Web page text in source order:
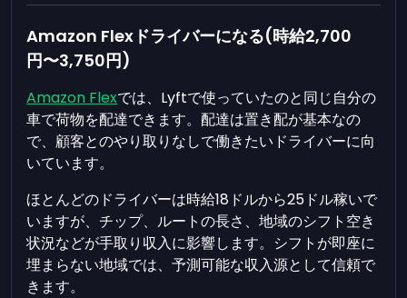
Amazon Flexドライバーになる(時給2,700
円〜3,750円)
Amazon Flexでは、Lyftで使っていたのと同じ自分の
車で荷物を配達できます。配達は置き配が基本なの
で、顧客とのやり取りなしで働きたいドライバーに向
いています。
ほとんどのドライバーは時給18ドルから25ドル稼いで
いますが、チップ、ルートの長さ、地域のシフト空き
状況などが手取り収入に影響します。シフトが即座に
埋まらない地域では、予測可能な収入源として信頼で
きます。